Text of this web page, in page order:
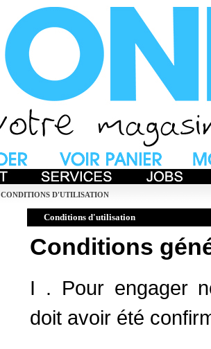
CONDITIONS D'UTILISATION
Conditions d'utilisation
Conditions
I . Pour engager
doit avoir été